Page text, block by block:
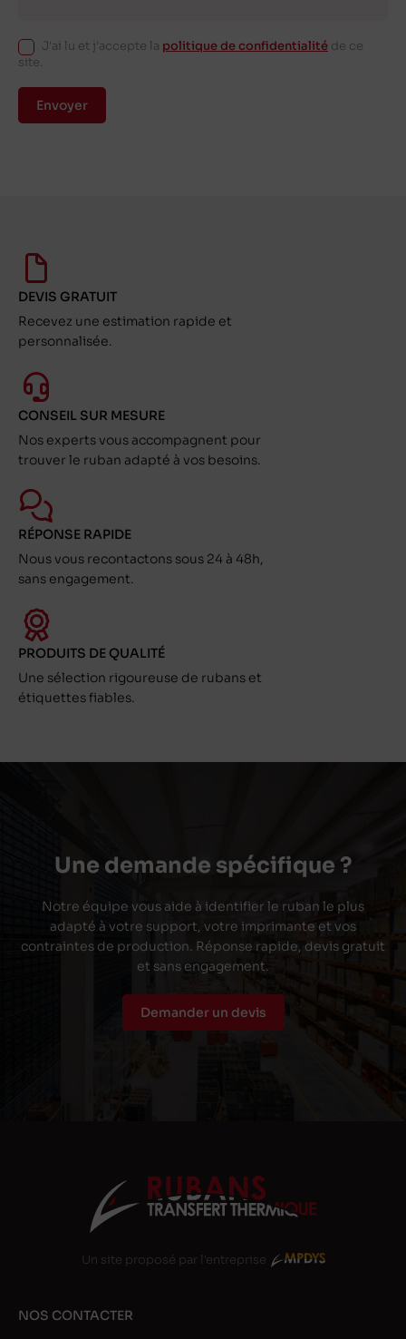
J'ai lu et j'accepte la politique de confidentialité de ce
site.
Envoyer
DEVIS GRATUIT
Recevez une estimation rapide et
personnalisée.
CONSEIL SUR MESURE
Nos experts vous accompagnent pour
trouver le ruban adapté à vos besoins.
RÉPONSE RAPIDE
Nous vous recontactons sous 24 à 48h,
sans engagement.
PRODUITS DE QUALITÉ
Une sélection rigoureuse de rubans et
étiquettes fiables.
Une demande spécifique ?
Notre équipe vous aide à identifier le ruban le plus
adapté à votre support, votre imprimante et vos
contraintes de production. Réponse rapide, devis gratuit
et sans engagement.
Demander un devis
Un site proposé par l'entreprise
NOS CONTACTER